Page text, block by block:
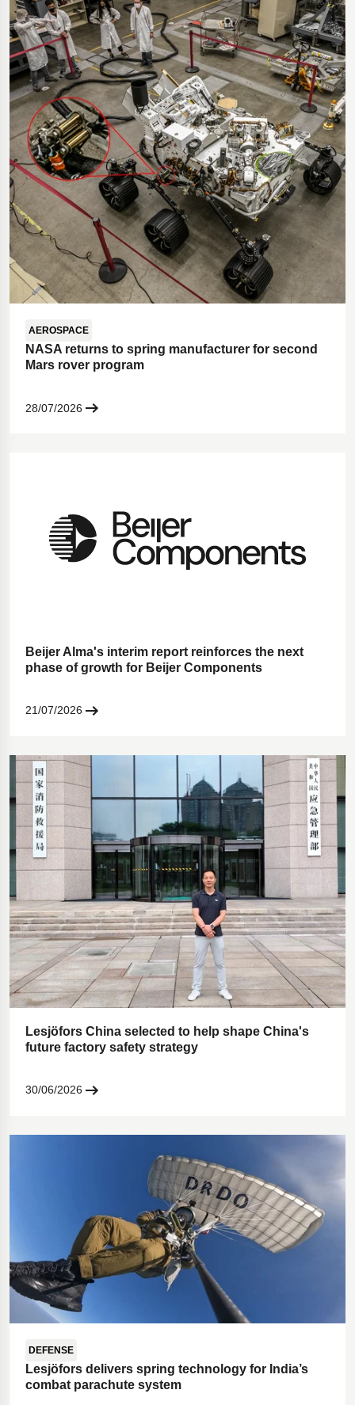
Olie- og gasboreudstyr
Polestar 2-affjedring
Gymnastikgulv til gymnastik
Innovativ tilgængelighedsrampe
Dæmpere til Øresundsbroen
Motorcykelaffjedring
AEROSPACE
NASA returns to spring manufacturer for second
Mars rover program
28/07/2026
Beijer Alma's interim report reinforces the next
phase of growth for Beijer Components
21/07/2026
Lesjöfors China selected to help shape China's
future factory safety strategy
30/06/2026
DEFENSE
Lesjöfors delivers spring technology for India’s
combat parachute system